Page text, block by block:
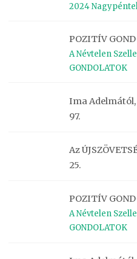
2024
POZITÍV
A Névtelen
GONDOLATOK
Ima Adelmától,
97.
Az
25.
POZITÍV
A Névtelen
GONDOLATOK